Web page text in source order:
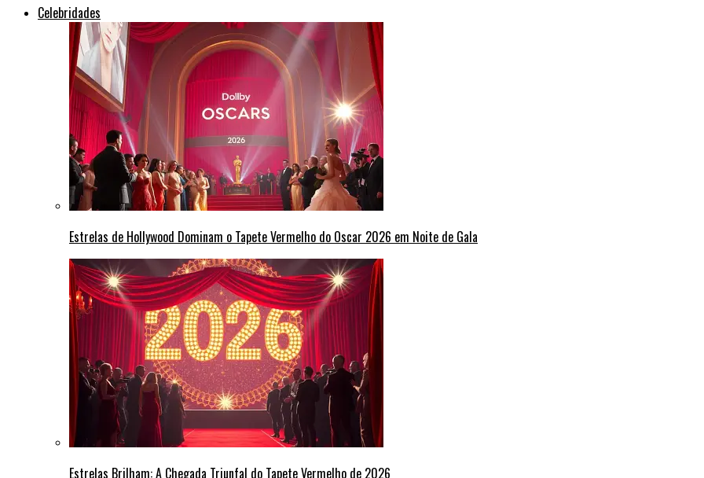
Celebridades
Estrelas de Hollywood Dominam o Tapete Vermelho do Oscar 2026 em Noite de Gala
Estrelas Brilham: A Chegada Triunfal do Tapete Vermelho de 2026